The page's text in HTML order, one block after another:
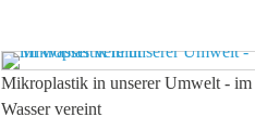
Mikroplastik in unserer Umwelt - im
Wasser vereint